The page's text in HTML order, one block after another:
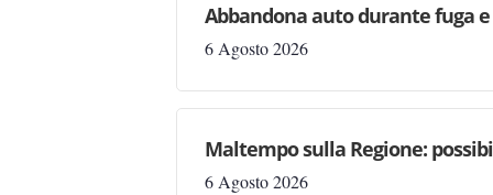
Abbandona auto durante fuga
6 Agosto 2026
Maltempo sulla Regione:
6 Agosto 2026